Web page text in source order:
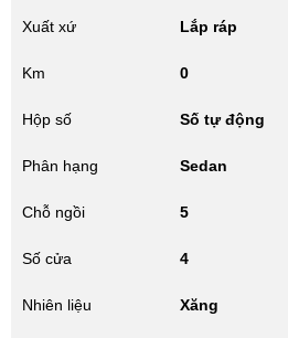
Xuất xứ Lắp ráp
Km 0
Hộp số Số tự động
Phân hạng Sedan
Chỗ ngồi 5
Số cửa 4
Nhiên liệu Xăng